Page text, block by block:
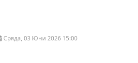
Сряда, 03 Юни 2026 15:00